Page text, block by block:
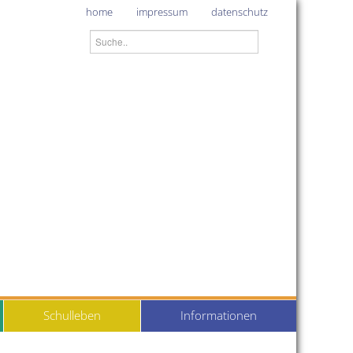
home impressum datenschutz
Schulleben Informationen